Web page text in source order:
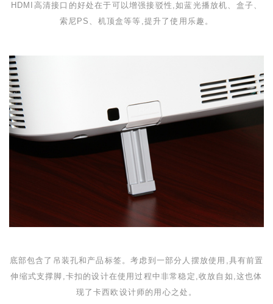
HDMI 高清接口的好处在于可以增强接驳性,如蓝光播放机、盒子、
索尼PS 、机顶盒等等,提升了使用乐趣。
底部包含了吊装孔和产品标签。考虑到一部分人摆放使用,具有前置
伸缩式支撑脚,卡扣的设计在使用过程中非常稳定,收放自如,这也体
现了卡西欧设计师的用心之处。